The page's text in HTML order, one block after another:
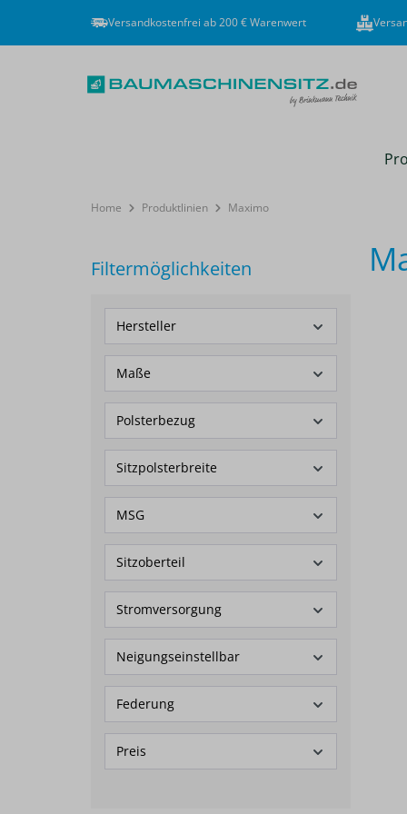
Versandkostenfrei ab 200 € Warenwert
Home Produktlinien Maximo
Filtermöglichkeiten
Hersteller
Maße
Polsterbezug
Sitzpolsterbreite
MSG
Sitzoberteil
Stromversorgung
Neigungseinstellbar
Federung
Preis